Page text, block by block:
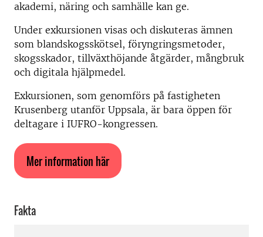
akademi, näring och samhälle kan ge.
Under exkursionen visas och diskuteras ämnen
som blandskogsskötsel, föryngringsmetoder,
skogsskador, tillväxthöjande åtgärder, mångbruk
och digitala hjälpmedel.
Exkursionen, som genomförs på fastigheten
Krusenberg utanför Uppsala, är bara öppen för
deltagare i IUFRO-kongressen.
Mer information här
Fakta